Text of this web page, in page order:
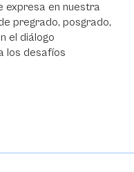
expresa en nuestra
pregrado, posgrado,
el diálogo
los desafíos